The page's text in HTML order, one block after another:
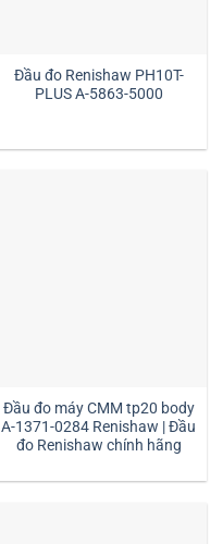
Đầu đo Renishaw PH10T-
PLUS A-5863-5000
Đầu đo máy CMM tp20 body
A-1371-0284 Renishaw | Đầu
đo Renishaw chính hãng